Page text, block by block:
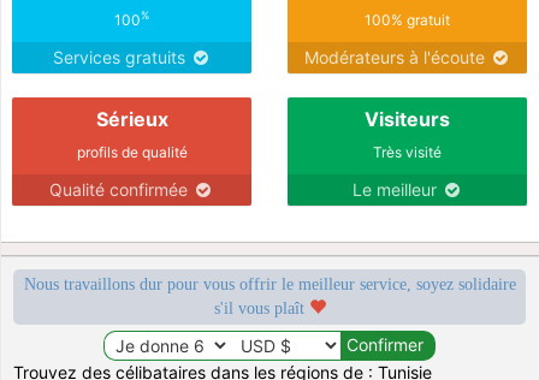
100%
Services gratuits
100% gratuit
Modérateurs à l'écoute
Sérieux
profils de qualité
Qualité confirmée
Visiteurs
Très visité
Le meilleur
Nous travaillons dur pour vous offrir le meilleur service, soyez solidaire
s'il vous plaît
Trouvez des célibataires dans les régions de : Tunisie